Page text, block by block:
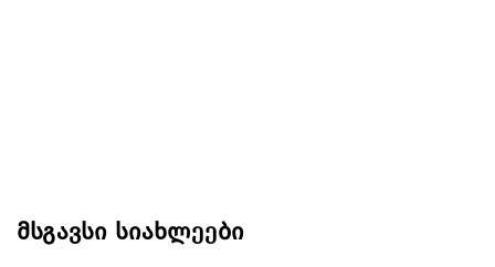
მსგავსი სიახლეები